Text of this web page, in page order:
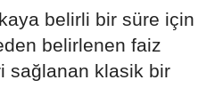
belirli bir süre için
belirlenen faiz
sağlanan klasik bir